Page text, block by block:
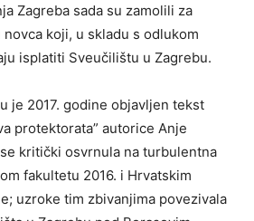
Zagreba sada su zamolili za
koji, u skladu s odlukom
isplatiti Sveučilištu u Zagrebu.
je 2017. godine objavljen tekst
protektorata” autorice Anje
kritički osvrnula na turbulentna
fakultetu 2016. i Hrvatskim
uzroke tim zbivanjima povezivala